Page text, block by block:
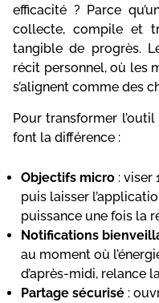
efficacité ? Parce
collecte, compile et
tangible de progrès.
récit personnel, où les
s’alignent comme des
Pour transformer
font la différence :
Objectifs micro : viser
puis laisser
puissance une fois la
Notifications
au moment où
d’après-midi, relance
Partage sécurisé :